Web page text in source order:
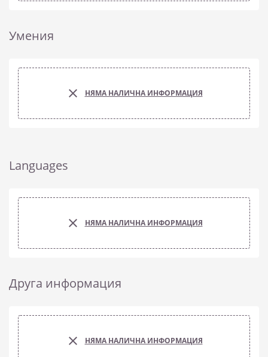
Умения
НЯМА НАЛИЧНА ИНФОРМАЦИЯ
Languages
НЯМА НАЛИЧНА ИНФОРМАЦИЯ
Друга информация
НЯМА НАЛИЧНА ИНФОРМАЦИЯ